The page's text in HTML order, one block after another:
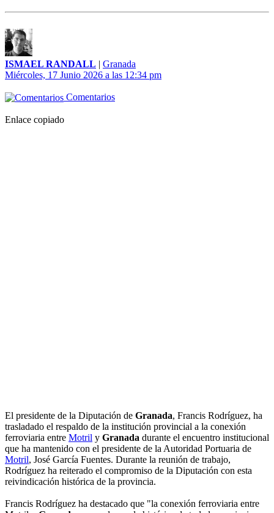
ISMAEL RANDALL | Granada
Miércoles, 17 Junio 2026 a las 12:34 pm
Comentarios
Enlace copiado
El presidente de la Diputación de Granada, Francis Rodríguez, ha
trasladado el respaldo de la institución provincial a la conexión
ferroviaria entre Motril y Granada durante el encuentro institucional
que ha mantenido con el presidente de la Autoridad Portuaria de
Motril, José García Fuentes. Durante la reunión de trabajo,
Rodríguez ha reiterado el compromiso de la Diputación con esta
reivindicación histórica de la provincia.
Francis Rodríguez ha destacado que "la conexión ferroviaria entre